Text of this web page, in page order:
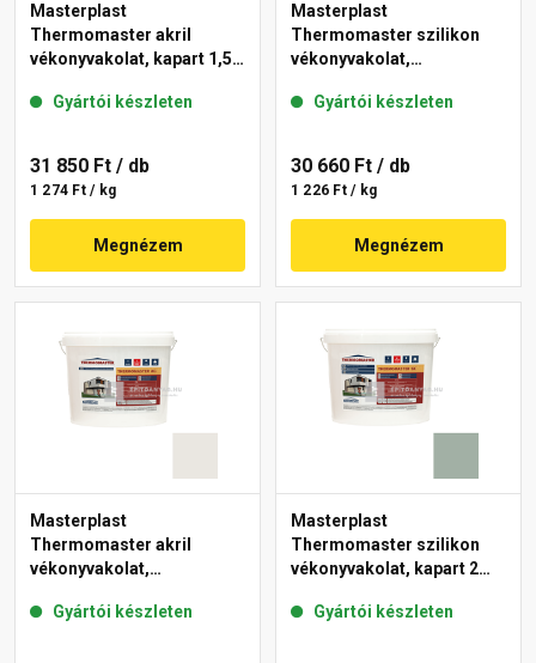
Masterplast
Thermomaster akril
vékonyvakolat, kapart 1,5
Gyártói készleten
31 850 Ft / db
1 274 Ft / kg
Megnézem
Masterplast
Thermomaster szilikon
vékonyvakolat,
45-F 25 kg
Gyártói készleten
30 660 Ft / db
1 226 Ft / kg
Megnézem
Masterplast
Thermomaster akril
vékonyvakolat,
45-F 25 kg
Gyártói készleten
Masterplast
Thermomaster szilikon
vékonyvakolat, kapart 2
Gyártói készleten